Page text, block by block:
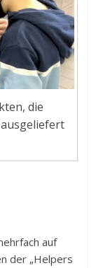
die
auf
der „Helpers